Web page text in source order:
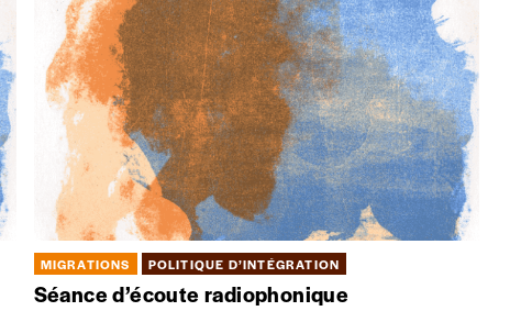
MIGRATIONS POLITIQUE D’INTÉGRATION
Séance d’écoute radiophonique